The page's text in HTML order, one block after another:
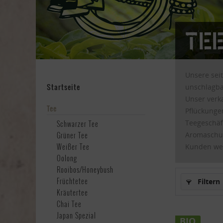
Startseite
Tee
Schwarzer Tee
Grüner Tee
Weißer Tee
Oolong
Rooibos/Honeybush
Früchtetee
Kräutertee
Chai Tee
Japan Spezial
Unsere
Unser
Kunden
Filtern